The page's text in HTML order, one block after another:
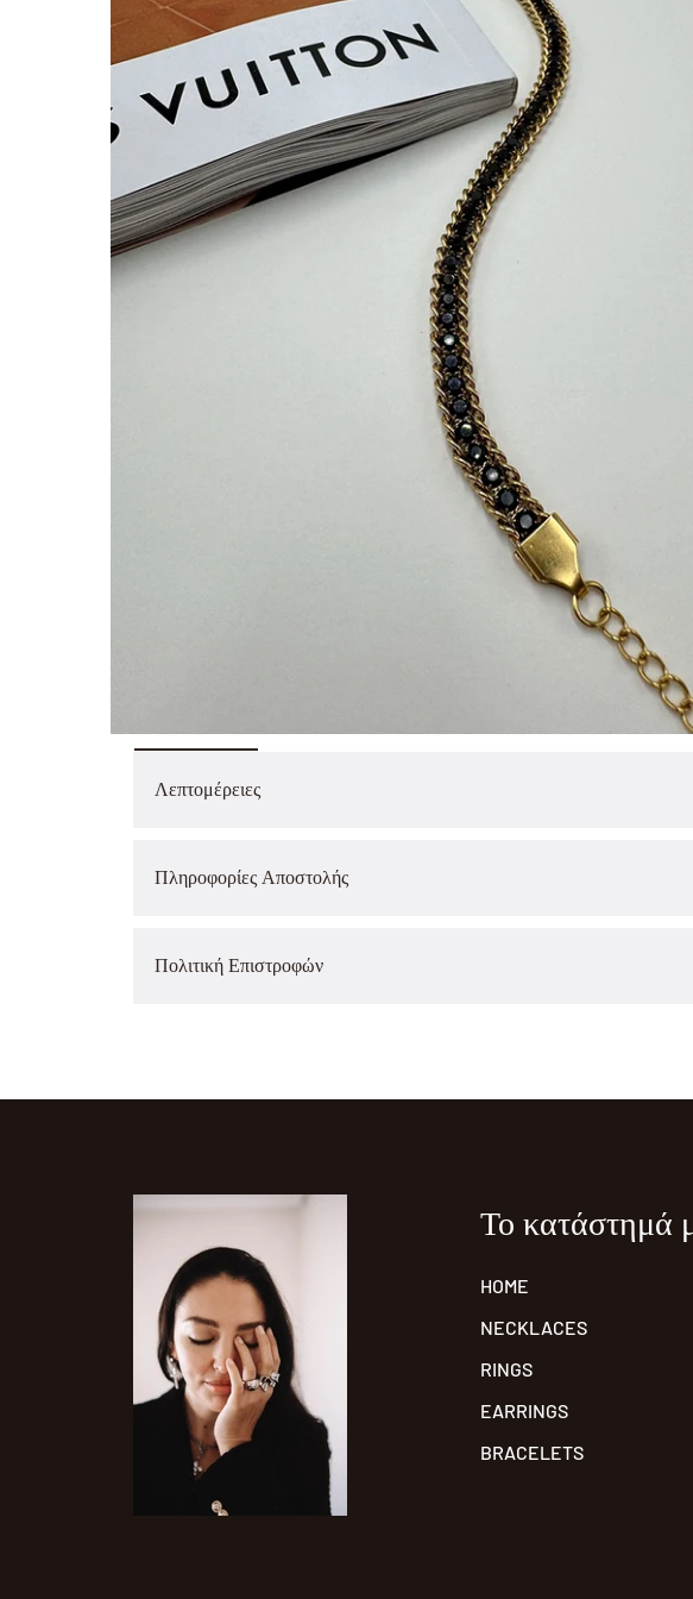
Translation
el.products.product.media.open_media
Λεπτομέρειες
Πληροφορίες Αποστολής
Πολιτική Επιστροφών
Το κατάστημά
HOME
NECKLACES
RINGS
EARRINGS
BRACELETS